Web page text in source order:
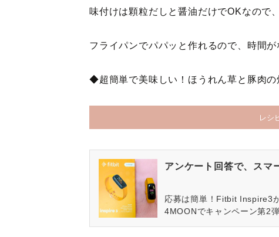
味付けは顆粒だしと醤油だけでOKなので
フライパンでパパッと作れるので、時間
◆超簡単で美味しい！ほうれん草と豚肉の
レシ
アンケート回答で、スマ
応募は簡単！Fitbit Inspire3
4MOONでキャンペーン第2